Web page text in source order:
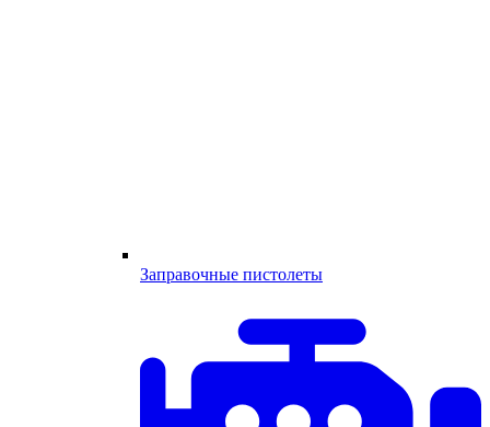
Заправочные пистолеты